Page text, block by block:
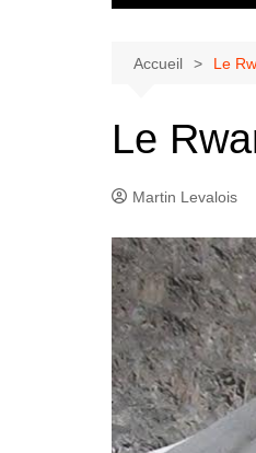
Accueil Le
Le
Martin Levalois